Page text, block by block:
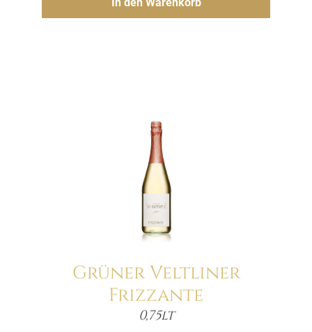
Grüner Veltliner
Frizzante
0,75ltMenge